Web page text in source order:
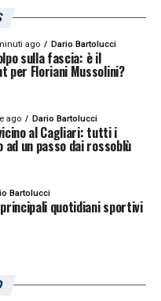
qualche
andiamo
vivo. Sono tanti i
fare tutto
dinamiche di
qualcuno no. Ma
di proporre al
il lavoro sta
giovani che ci
TOP NEWS
ago Dario Bartolucci
sulla fascia: è il
per Floriani Mussolini?
ago Dario Bartolucci
al Cagliari: tutti i
un passo dai rossoblù
Bartolucci
quotidiani sportivi